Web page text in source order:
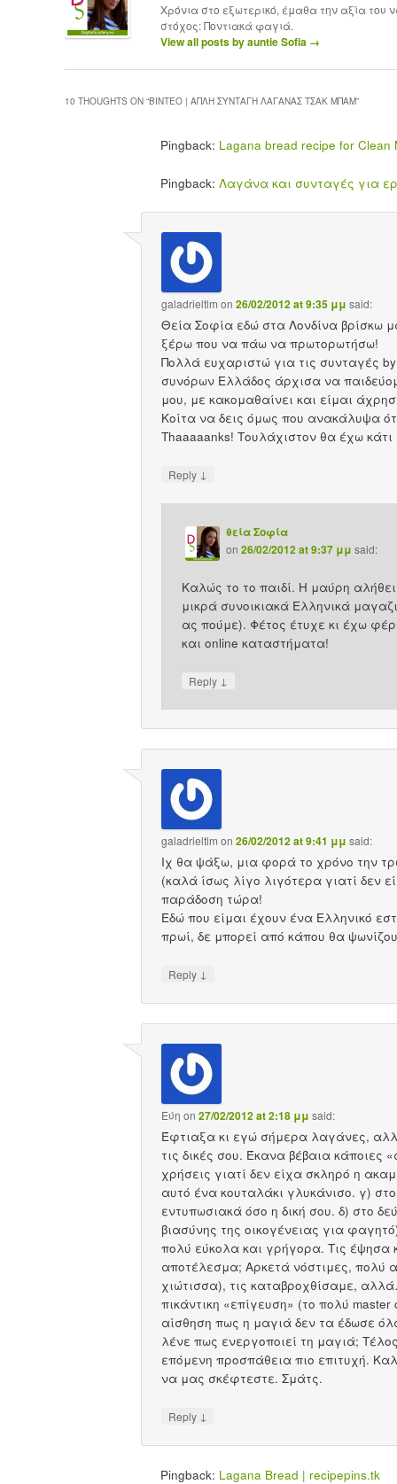
Χρόνια στο εξωτερικό, έμαθα την αξία του
στόχος: Ποντιακά φαγιά.
View all posts by auntie Sofia →
10 THOUGHTS ON “ΒΊΝΤΕΟ | ΑΠΛΉ ΣΥΝΤΑΓΉ ΛΑΓΆΝΑΣ ΤΣΑΚ ΜΠΑΜ”
Pingback: Lagana bread recipe for Clean
Pingback: Λαγάνα και συνταγές για
galadrieltlm on 26/02/2012 at 9:35 μμ said:
Θεία Σοφία εδώ στα Λονδίνα βρίσκω
ξέρω που να πάω να πρωτορωτήσω!
Πολλά ευχαριστώ για τις συνταγές
συνόρων Ελλάδος άρχισα να
μου, με κακομαθαίνει και είμαι
Κοίτα να δεις όμως που ανακάλυψα
Thaaaaanks! Τουλάχιστον θα έχω
Reply ↓
θεία Σοφία
on 26/02/2012 at 9:37 μμ said:
Καλώς το το παιδί. Η μαύρη
μικρά συνοικιακά Ελληνικά
ας πούμε). Φέτος έτυχε κι έχω
και online καταστήματα!
Reply ↓
galadrieltlm on 26/02/2012 at 9:41 μμ said:
Ιχ θα ψάξω, μια φορά το χρόνο την
(καλά ίσως λίγο λιγότερα γιατί δεν
παράδοση τώρα!
Εδώ που είμαι έχουν ένα Ελληνικό
πρωί, δε μπορεί από κάπου θα
Reply ↓
Εύη on 27/02/2012 at 2:18 μμ said:
Έφτιαξα κι εγώ σήμερα λαγάνες,
τις δικές σου. Έκανα βέβαια
χρήσεις γιατί δεν είχα σκληρό η
αυτό ένα κουταλάκι γλυκάνισο. γ)
εντυπωσιακά όσο η δική σου. δ) στο
βιασύνης της οικογένειας για
πολύ εύκολα και γρήγορα. Τις έψησα
αποτέλεσμα; Αρκετά νόστιμες, πολύ
χιώτισσα), τις καταβροχθίσαμε,
πικάντικη «επίγευση» (το πολύ
αίσθηση πως η μαγιά δεν τα έδωσε
λένε πως ενεργοποιεί τη μαγιά;
επόμενη προσπάθεια πιο επιτυχή.
να μας σκέφτεστε. Σμάτς.
Reply ↓
Pingback: Lagana Bread | recipepins.tk